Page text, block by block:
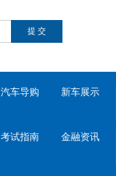
汽车导购 新车展示
考试指南 金融资讯